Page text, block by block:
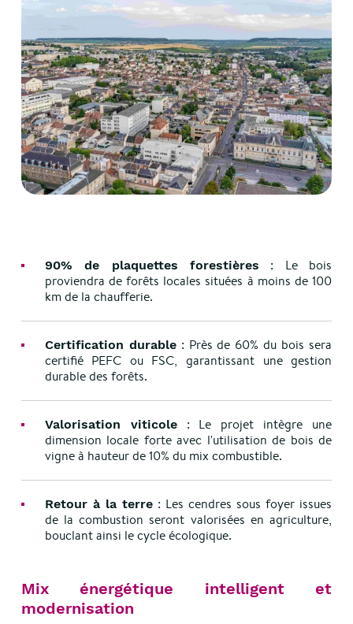
90% de plaquettes forestières
: Le bois
proviendra de forêts locales situées à moins de 100
km de la chaufferie.
Certification durable: Près de 60% du bois sera
certifié PEFC ou FSC, garantissant une gestion
durable des forêts.
Valorisation viticole: Le projet intègre une
dimension locale forte avec l'utilisation de bois de
vigne à hauteur de 10% du mix combustible.
Retour à la terre: Les cendres sous foyer issues
de la combustion seront valorisées en agriculture,
bouclant ainsi le cycle écologique.
Mix énergétique intelligent et
modernisation